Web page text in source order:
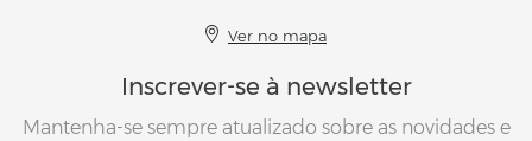
Ver no mapa
Inscrever-se à newsletter
Mantenha-se sempre atualizado sobre as novidades e